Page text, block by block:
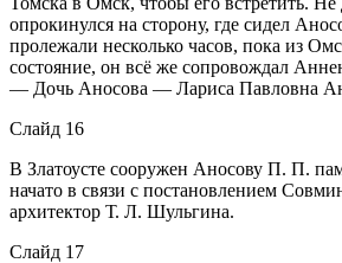
опрокинулся на сторону, где сидел
пролежали несколько часов, пока из
состояние, он всё же сопровождал
— Дочь Аносова — Лариса Павловна
Слайд 16
В Златоусте сооружен Аносову П. П.
начато в связи с постановлением
архитектор Т. Л. Шульгина.
Слайд 17